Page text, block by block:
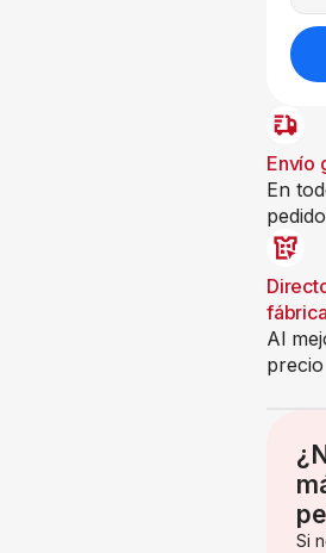
Envío
En
fábrica
Al
precio
Si